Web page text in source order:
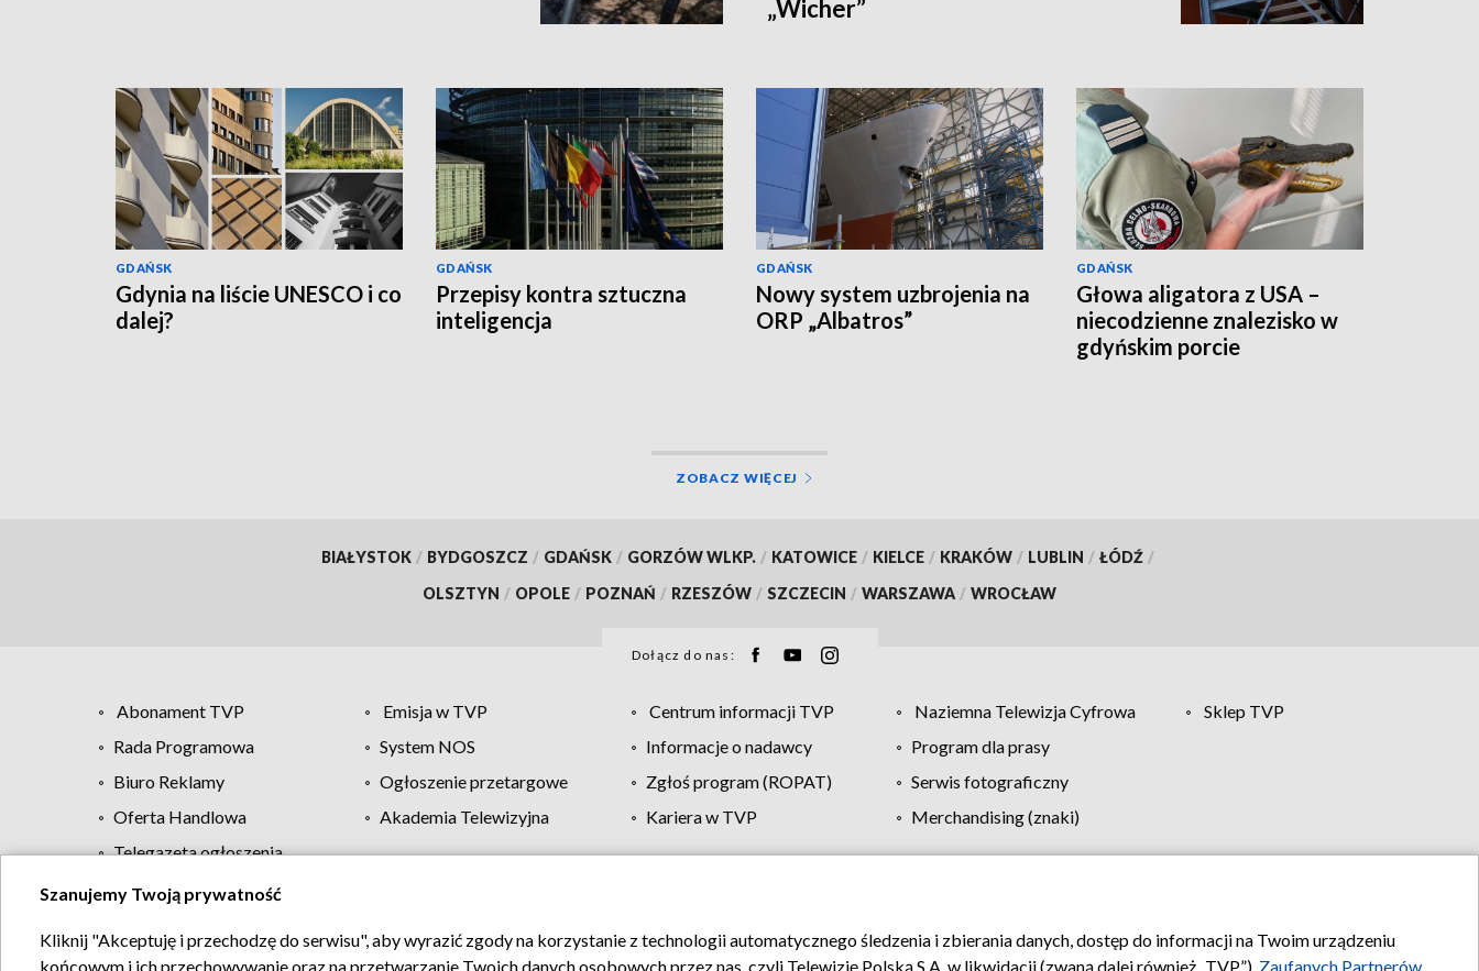
„Wicher”
GDAŃSK
Gdynia na liście UNESCO i co
dalej?
GDAŃSK
Przepisy kontra sztuczna
inteligencja
GDAŃSK
Nowy system uzbrojenia na
ORP „Albatros”
GDAŃSK
Głowa aligatora z USA –
niecodzienne znalezisko w
gdyńskim porcie
ZOBACZ WIĘCEJ
BIAŁYSTOK / BYDGOSZCZ / GDAŃSK / GORZÓW WLKP. / KATOWICE / KIELCE / KRAKÓW / LUBLIN / ŁÓDŹ /
OLSZTYN / OPOLE / POZNAŃ / RZESZÓW / SZCZECIN / WARSZAWA / WROCŁAW
Dołącz do nas:
Abonament TVP Emisja w TVP Centrum informacji TVP Naziemna Telewizja Cyfrowa
Sklep TVP
Rada Programowa
System NOS Informacje o nadawcy
Program dla prasy
Biuro Reklamy
Ogłoszenie przetargowe Zgłoś program (ROPAT)
Serwis fotograficzny
Oferta Handlowa
Akademia Telewizyjna Kariera w TVP
Merchandising (znaki)
Telegazeta ogłoszenia
Regulamin TVP Polityka prywatności Moje zgody Pomoc Biuro reklamy Kontakt
Szanujemy Twoją prywatność
Kliknij "Akceptuję i przechodzę do serwisu", aby wyrazić zgody na korzystanie z technologii automatycznego śledzenia i zbierania danych, dostęp do informacji na Twoim urządzeniu
końcowym i ich przechowywanie oraz na przetwarzanie Twoich danych osobowych przez nas, czyli Telewizję Polską S.A. w likwidacji (zwaną dalej również „TVP”), Zaufanych Partnerów